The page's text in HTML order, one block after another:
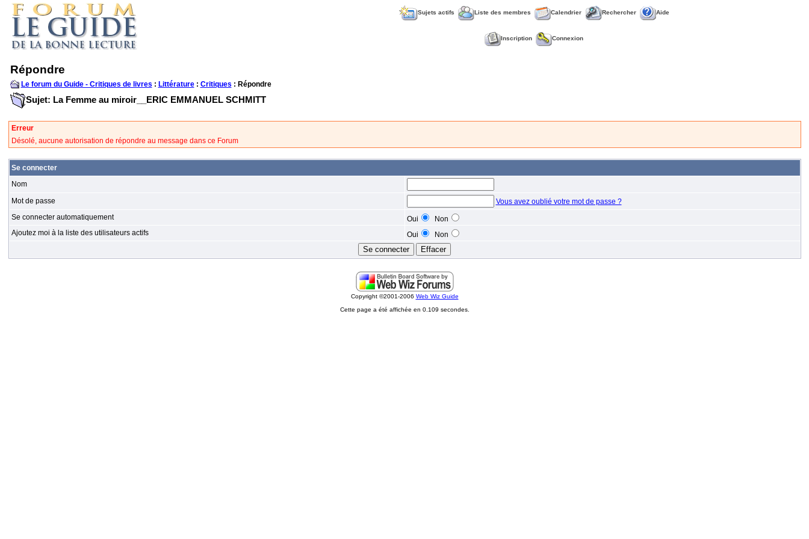
Sujets actifs Liste des membres Calendrier Rechercher Aide
Inscription Connexion
Répondre
Le forum du Guide - Critiques de livres : Littérature: Critiques : Répondre
Sujet: La Femme au miroir__ERIC EMMANUEL SCHMITT
Erreur
Désolé, aucune autorisation de répondre au message dans ce Forum
Se connecter
Nom
Mot de passe
Vous avez oublié votre mot de passe ?
Se connecter automatiquement
Oui
Non
Ajoutez moi à la liste des utilisateurs actifs
Oui Non
Copyright ©2001-2006 Web Wiz Guide
Cette page a été affichée en 0.109 secondes.